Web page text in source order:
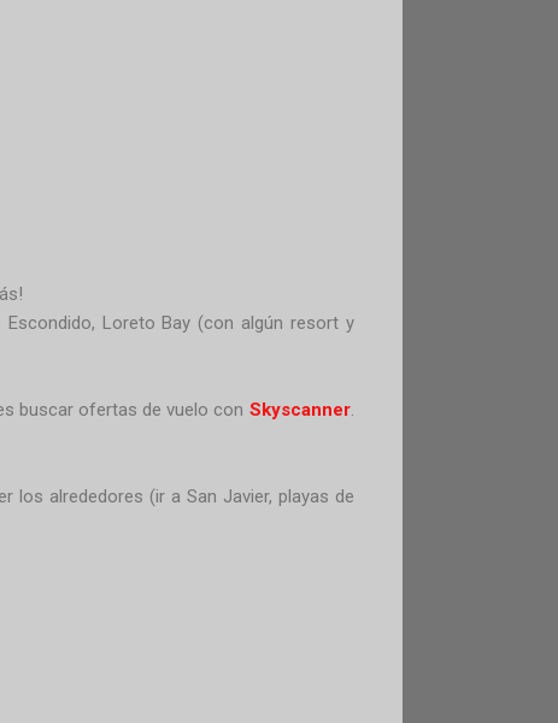
Loreto Bay (con algún resort y
buscar ofertas de vuelo con Skyscanner.
los alrededores (ir a San Javier, playas de